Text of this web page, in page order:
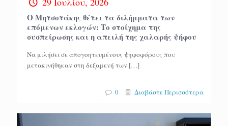
Ο Μητσοτάκης θέτει τα διλήμματα των
επόμενων εκλογών: Το στοίχημα της
συσπείρωσης και η απειλή της χαλαρής ψήφου
Να μιλήσει σε απογοητευμένους ψηφοφόρους που
μετακινήθηκαν στη δεξαμενή των […]
0 Διαβάστε Περισσότερα